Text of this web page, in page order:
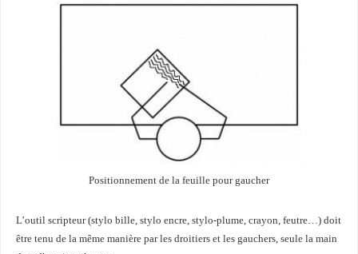
Positionnement de la feuille pour gaucher
L’outil scripteur (stylo bille, stylo encre, stylo-plume, crayon, feutre…) doit
être tenu de la même manière par les droitiers et les gauchers, seule la main